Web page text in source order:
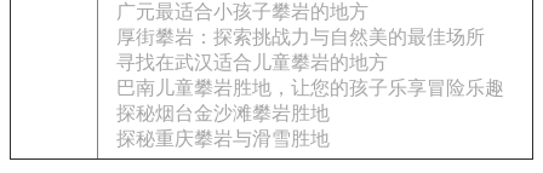
广元最适合小孩子攀岩的地方
厚街攀岩：探索挑战力与自然美的最佳场所
寻找在武汉适合儿童攀岩的地方
巴南儿童攀岩胜地，让您的孩子乐享冒险乐趣
探秘烟台金沙滩攀岩胜地
探秘重庆攀岩与滑雪胜地